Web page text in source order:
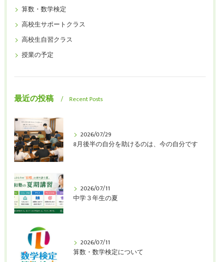
算数・数学検定
高校生サポートクラス
高校生自習クラス
授業の予定
最近の投稿 Recent Posts
2026/07/29
8月後半の自分を助けるのは、今の自分です
2026/07/11
中学３年生の夏
2026/07/11
算数・数学検定について